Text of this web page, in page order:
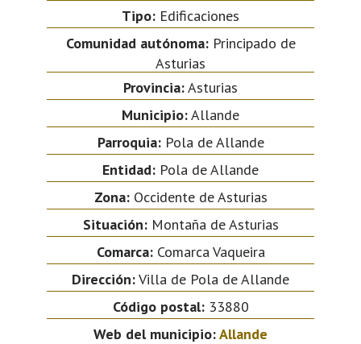
Tipo: Edificaciones
Comunidad autónoma:Principado de
Asturias
Provincia:Asturias
Municipio:Allande
Parroquia:Pola de Allande
Entidad: Pola de Allande
Zona:Occidente de Asturias
Situación:Montaña de Asturias
Comarca:Comarca Vaqueira
Dirección:Villa de Pola de Allande
Código postal:33880
Web del municipio:Allande